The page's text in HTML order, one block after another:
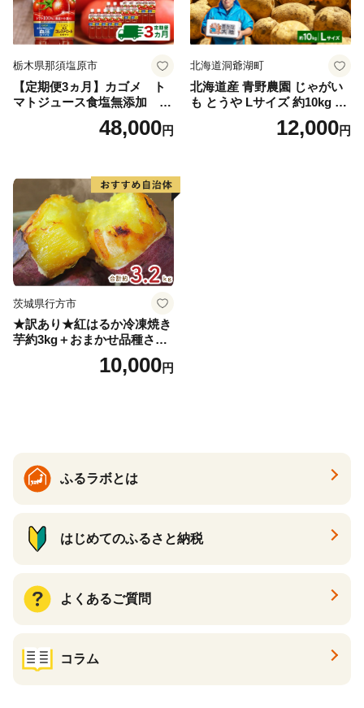
栃木県那須塩原市
【定期便3ヵ月】カゴメ ト
マトジュース食塩無添加 72
0ml PET×15本 1ケース 毎月
届く 3ヵ月 3回コース ns001-
48,000円
北海道洞爺湖町
北海道産 青野農園 じゃがい
も とうや Lサイズ 約10kg 20
26年10月初旬～12月下旬頃お
届け 先行予約 北海道 ジャガ
12,000円
茨城県行方市
★訳あり★紅はるか冷凍焼き
芋約3kg＋おまかせ品種さつ
まいも 合計約3.2kg｜さつ
まいも サツマイモ さつま芋
10,000円
ふるラボとは
はじめてのふるさと納税
よくあるご質問
コラム